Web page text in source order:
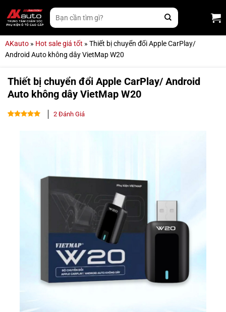
qua
nội
Tìm
kiếm:
AKauto » Hot sale giá tốt » Thiết bị chuyển đổi Apple CarPlay/
Android Auto không dây VietMap W20
Thiết bị chuyển đổi Apple CarPlay/ Android
Auto không dây VietMap W20
2Đánh Giá